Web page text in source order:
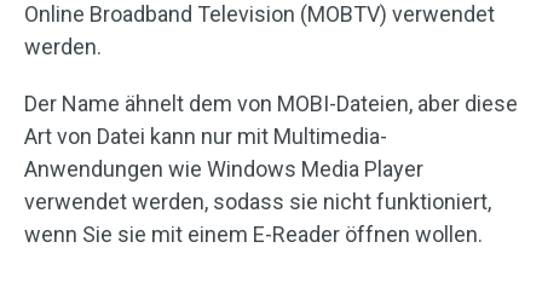
Online Broadband Television (MOBTV) verwendet
werden.
Der Name ähnelt dem von MOBI-Dateien, aber diese
Art von Datei kann nur mit Multimedia-
Anwendungen wie Windows Media Player
verwendet werden, sodass sie nicht funktioniert,
wenn Sie sie mit einem E-Reader öffnen wollen.